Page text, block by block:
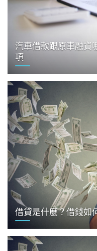
汽車借款跟原車融資
項
借貸是什麼？借錢如